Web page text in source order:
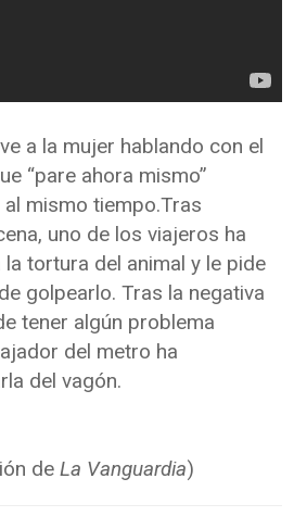
a la mujer hablando con el
“pare ahora mismo”
mismo tiempo.Tras
uno de los viajeros ha
tortura del animal y le pide
golpearlo. Tras la negativa
tener algún problema
del metro ha
del vagón.
deLa Vanguardia)